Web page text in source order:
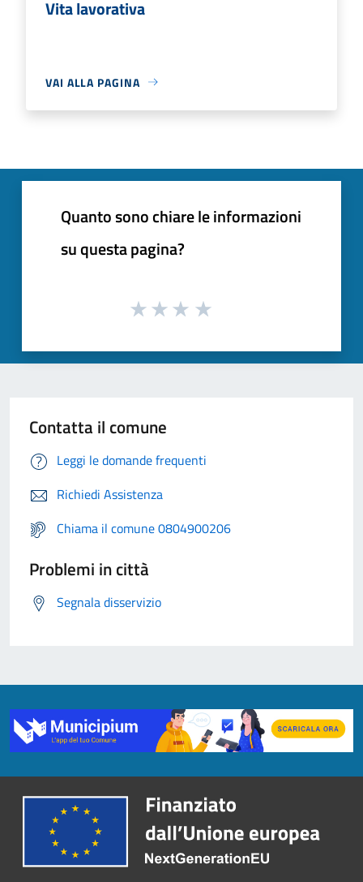
Vita lavorativa
VAI ALLA PAGINA
Quanto sono chiare le informazioni
su questa pagina?
Contatta il comune
Leggi le domande frequenti
Richiedi Assistenza
Chiama il comune 0804900206
Problemi in città
Segnala disservizio